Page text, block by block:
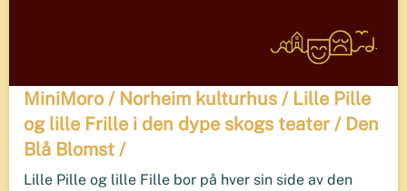
MiniMoro / Norheim kulturhus / Lille Pille
og lille Frille i den dype skogs teater / Den
Blå Blomst /
Lille Pille og lille Fille bor på hver sin side av den